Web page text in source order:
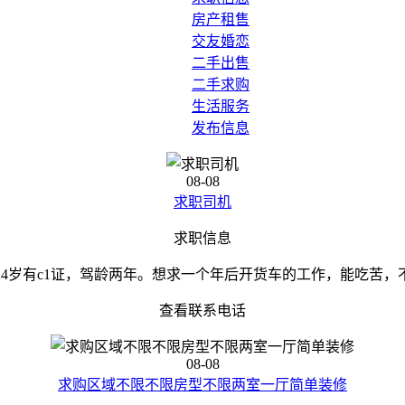
房产租售
交友婚恋
二手出售
二手求购
生活服务
发布信息
08-08
求职司机
求职信息
岁有c1证，驾龄两年。想求一个年后开货车的工作，能吃苦，
查看联系电话
08-08
求购区域不限不限房型不限两室一厅简单装修